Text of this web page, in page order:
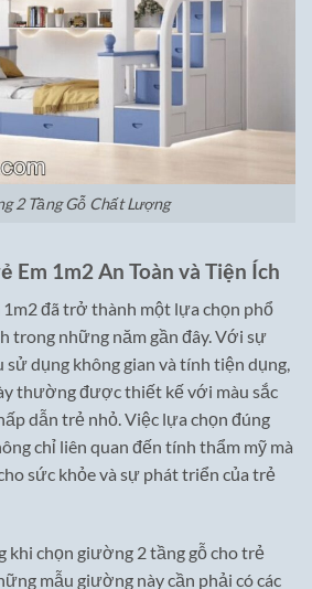
2 Tầng Gỗ Chất Lượng
Em 1m2 An Toàn và Tiện Ích
đã trở thành một lựa chọn phổ
trong những năm gần đây. Với sự
sử dụng không gian và tính tiện dụng,
thường được thiết kế với màu sắc
dẫn trẻ nhỏ. Việc lựa chọn đúng
chỉ liên quan đến tính thẩm mỹ mà
sức khỏe và sự phát triển của trẻ
khi chọn giường 2 tầng gỗ cho trẻ
mẫu giường này cần phải có các